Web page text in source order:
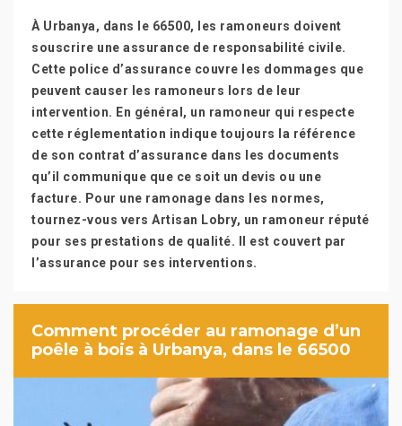
À Urbanya, dans le 66500, les ramoneurs doivent
souscrire une assurance de responsabilité civile.
Cette police d’assurance couvre les dommages que
peuvent causer les ramoneurs lors de leur
intervention. En général, un ramoneur qui respecte
cette réglementation indique toujours la référence
de son contrat d’assurance dans les documents
qu’il communique que ce soit un devis ou une
facture. Pour une ramonage dans les normes,
tournez-vous vers Artisan Lobry, un ramoneur réputé
pour ses prestations de qualité. Il est couvert par
l’assurance pour ses interventions.
Comment procéder au ramonage d’un
poêle à bois à Urbanya, dans le 66500